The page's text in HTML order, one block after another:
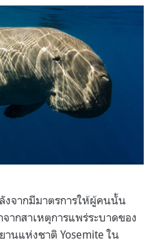
จากมีมาตรการให้ผู้คนนั้น
ากสาเหตุการแพร่ระบาดของ
านแห่งชาติ Yosemite ใน